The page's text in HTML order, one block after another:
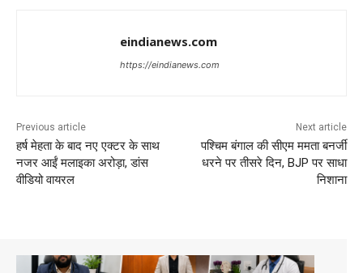
eindianews.com
https://eindianews.com
Previous article
हर्ष मेहता के बाद नए एक्टर के साथ
नजर आईं मलाइका अरोड़ा, डांस
वीडियो वायरल
Next article
पश्चिम बंगाल की सीएम ममता बनर्जी
धरने पर तीसरे दिन, BJP पर साधा
निशाना